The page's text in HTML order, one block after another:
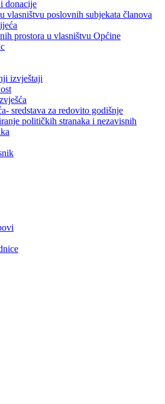
donacije
vlasništvu poslovnih subjekata članova
prostora u vlasništvu Općine
izvještaji
sredstava za redovito godišnje
političkih stranaka i nezavisnih